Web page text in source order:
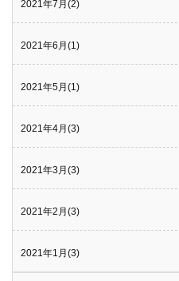
2021年7月(2)
2021年6月(1)
2021年5月(1)
2021年4月(3)
2021年3月(3)
2021年2月(3)
2021年1月(3)